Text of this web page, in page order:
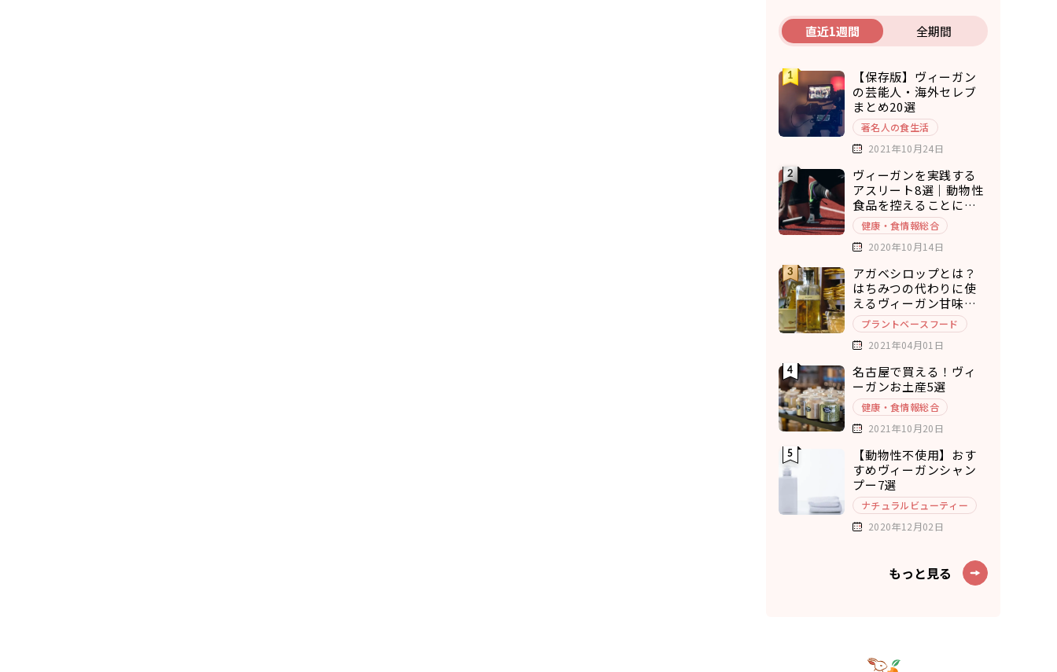
直近1週間 全期間
【保存版】ヴィーガン
の芸能人・海外セレブ
まとめ20選
著名人の食生活
2021年10月24日
ヴィーガンを実践する
アスリート8選｜動物性
食品を控えることにメ
リットを実感
健康・食情報総合
2020年10月14日
アガベシロップとは？
はちみつの代わりに使
えるヴィーガン甘味料8
選プラントベースフード
2021年04月01日
名古屋で買える！ヴィ
ーガンお土産5選
健康・食情報総合
2021年10月20日
【動物性不使用】おす
すめヴィーガンシャン
プー7選
ナチュラルビューティー
2020年12月02日
もっと見る